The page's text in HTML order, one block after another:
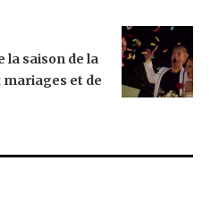
la saison de la
mariages et de